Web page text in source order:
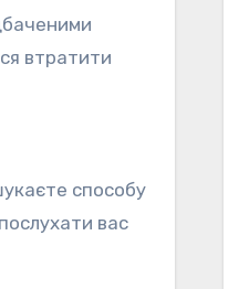
втратити
способу
вас